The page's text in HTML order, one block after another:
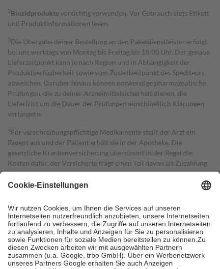
2Biozidproduktevorsichtig verwenden. Vor Gebrauch stets Etikett
und Produktinformationen lesen.
3Die Übergabe deiner Bestellung an den Paketdienstleister erfolgt
bei uns werktags von Montag bis Freitag bis 18:00 Uhr. Der genaue
Lieferzeitpunkt kann je nach Region und in Abhängigkeit der
Produktverfügbarkeit sowie vom Zustellzeitpunkt des Spediteurs
abweichen. Darüber hinaus können notwendige pharmazeutische
Prüfungen, die zu deiner Arzneimittelsicherheit dienen, die
Lieferfrist um die Dauer der Prüfungen einschließlich Klärungen
verlängern.
4Für verschreibungspflichtige Medikamente stellt der Arzt ein
Rezept aus und der Patient erhält sie in der Apotheke. Die
gesetzliche Krankenversicherung übernimmt in der Regel die
Kosten dafür, der Versicherte trägt einen Teil davon als Zuzahlung
mit.
Grundsätzlich leisten Mitglieder Zuzahlungen in Höhe von zehn
höchstens zehn Euro.
Es sind jedoch nie mehr als die tatsächlichen
Kosten der Leistung zu entrichten.
Diese Regeln gelten grundsätzlich auch für Online-Apotheken.
Bei Heilmitteln und häuslicher Krankenpflege beträgt die
Zuzahlung zehn Prozent der Kosten sowie zehn Euro je
Verordnung.
Um das Engagement der Versicherten für ihre eigene Gesundheit zu